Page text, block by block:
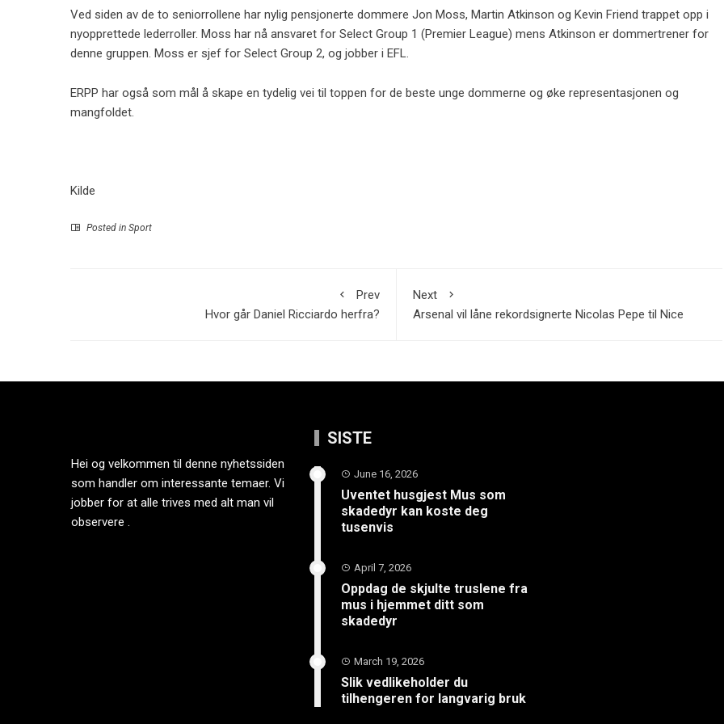
Ved siden av de to seniorrollene har nylig pensjonerte dommere Jon Moss, Martin Atkinson og Kevin Friend trappet opp i
nyopprettede lederroller. Moss har nå ansvaret for Select Group 1 (Premier League) mens Atkinson er dommertrener for
denne gruppen. Moss er sjef for Select Group 2, og jobber i EFL.
ERPP har også som mål å skape en tydelig vei til toppen for de beste unge dommerne og øke representasjonen og
mangfoldet.
Kilde
Posted in Sport
Prev
Hvor går Daniel Ricciardo herfra?
Next
Arsenal vil låne rekordsignerte Nicolas Pepe til Nice
Hei og velkommen til denne nyhetssiden
som handler om interessante temaer. Vi
jobber for at alle trives med alt man vil
observere .
SISTE
June 16, 2026
Uventet husgjest Mus som
skadedyr kan koste deg
tusenvis
April 7, 2026
Oppdag de skjulte truslene fra
mus i hjemmet ditt som
skadedyr
March 19, 2026
Slik vedlikeholder du
tilhengeren for langvarig bruk